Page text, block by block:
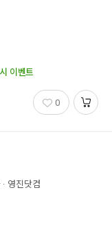
이벤트
0
영진닷컴